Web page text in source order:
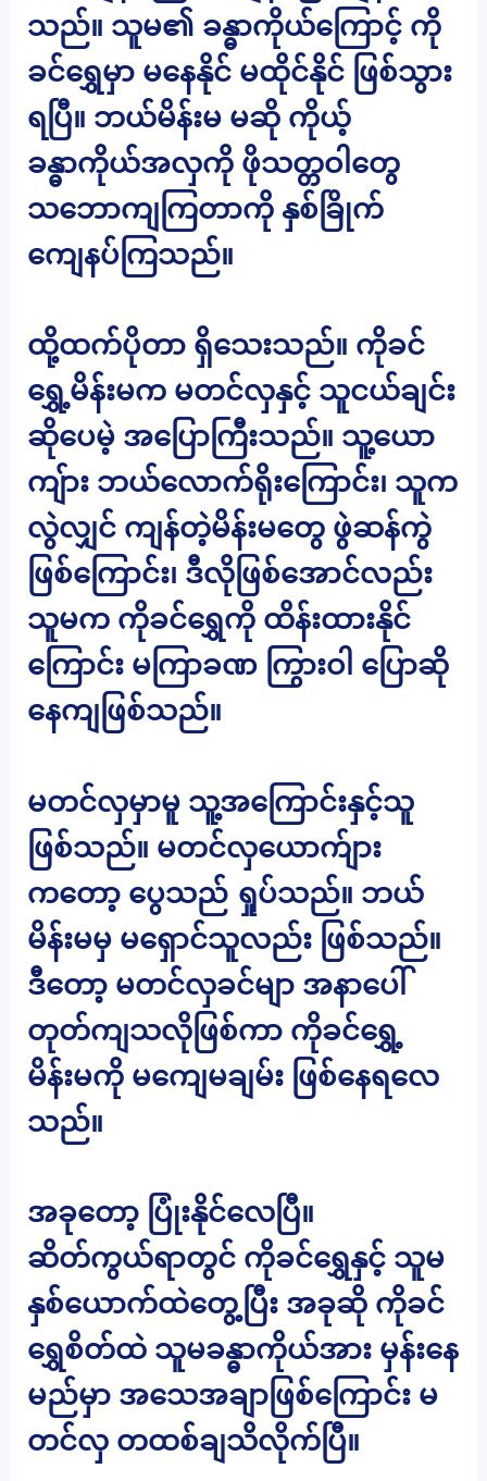
သည်။ သူမ၏ ခန္ဓာကိုယ်ကြောင့် ကို
ခင်ရွှေမှာ မနေနိုင် မထိုင်နိုင် ဖြစ်သွား
ရပြီ။ ဘယ်မိန်းမ မဆို ကိုယ့်
ခန္ဓာကိုယ်အလှကို ဖိုသတ္တဝါတွေ
သဘောကျကြတာကို နှစ်ခြိုက်
ကျေနပ်ကြသည်။
ထို့ထက်ပိုတာ ရှိသေးသည်။ ကိုခင်
ရွှေ့မိန်းမက မတင်လှနှင့် သူငယ်ချင်း
ဆိုပေမဲ့ အပြောကြီးသည်။ သူ့ယော
ကျ်ား ဘယ်လောက်ရိုးကြောင်း၊ သူက
လွဲလျှင် ကျန်တဲ့မိန်းမတွေ ဖွဲဆန်ကွဲ
ဖြစ်ကြောင်း၊ ဒီလိုဖြစ်အောင်လည်း
သူမက ကိုခင်ရွှေကို ထိန်းထားနိုင်
ကြောင်း မကြာခဏ ကြွားဝါ ပြောဆို
နေကျဖြစ်သည်။
မတင်လှမှာမူ သူ့အကြောင်းနှင့်သူ
ဖြစ်သည်။ မတင်လှယောက်ျား
ကတော့ ပွေသည် ရှုပ်သည်။ ဘယ်
မိန်းမမှ မရှောင်သူလည်း ဖြစ်သည်။
ဒီတော့ မတင်လှခင်မျာ အနာပေါ်
တုတ်ကျသလိုဖြစ်ကာ ကိုခင်ရွှေ့
မိန်းမကို မကျေမချမ်း ဖြစ်နေရလေ
သည်။
အခုတော့ ပြုံးနိုင်လေပြီ။
ဆိတ်ကွယ်ရာတွင် ကိုခင်ရွှေနှင့် သူမ
နှစ်ယောက်ထဲတွေ့ပြီး အခုဆို ကိုခင်
ရွှေစိတ်ထဲ သူမခန္ဓာကိုယ်အား မှန်းနေ
မည်မှာ အသေအချာဖြစ်ကြောင်း မ
တင်လှ တထစ်ချသိလိုက်ပြီ။